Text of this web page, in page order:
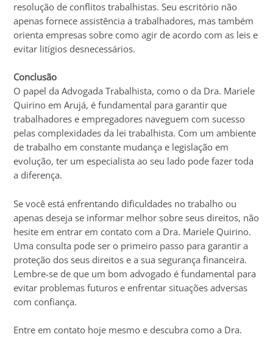
resolução de conflitos trabalhistas. Seu escritório não
apenas fornece assistência a trabalhadores, mas também
orienta empresas sobre como agir de acordo com as leis e
evitar litígios desnecessários.
Conclusão
O papel da Advogada Trabalhista, como o da Dra. Mariele
Quirino em Arujá, é fundamental para garantir que
trabalhadores e empregadores naveguem com sucesso
pelas complexidades da lei trabalhista. Com um ambiente
de trabalho em constante mudança e legislação em
evolução, ter um especialista ao seu lado pode fazer toda
a diferença.
Se você está enfrentando dificuldades no trabalho ou
apenas deseja se informar melhor sobre seus direitos, não
hesite em entrar em contato com a Dra. Mariele Quirino.
Uma consulta pode ser o primeiro passo para garantir a
proteção dos seus direitos e a sua segurança financeira.
Lembre-se de que um bom advogado é fundamental para
evitar problemas futuros e enfrentar situações adversas
com confiança.
Entre em contato hoje mesmo e descubra como a Dra.